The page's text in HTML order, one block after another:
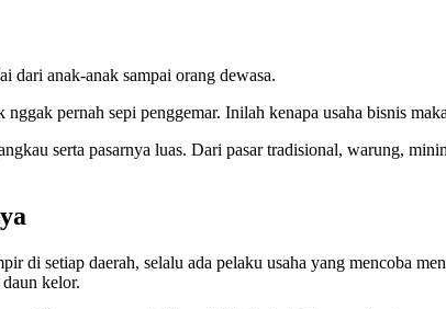
dari anak-anak sampai orang dewasa.
pernah sepi penggemar. Inilah kenapa usaha bisnis
serta pasarnya luas. Dari pasar tradisional, warung,
di setiap daerah, selalu ada pelaku usaha yang mencoba
kelor.